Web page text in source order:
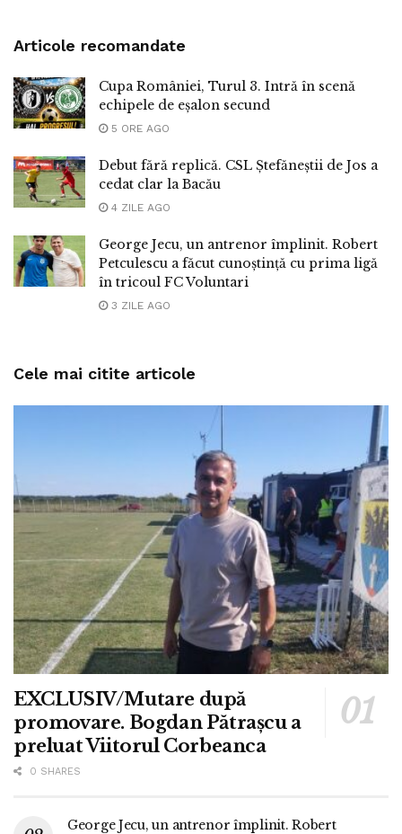
Articole recomandate
Cupa României, Turul 3. Intră în scenă
echipele de eșalon secund
5 ORE AGO
Debut fără replică. CSL Ștefăneștii de Jos a
cedat clar la Bacău
4 ZILE AGO
George Jecu, un antrenor împlinit. Robert
Petculescu a făcut cunoștință cu prima ligă
în tricoul FC Voluntari
3 ZILE AGO
Cele mai citite articole
EXCLUSIV/Mutare după
promovare. Bogdan Pătrașcu a
preluat Viitorul Corbeanca
0 SHARES
George Jecu, un antrenor împlinit. Robert